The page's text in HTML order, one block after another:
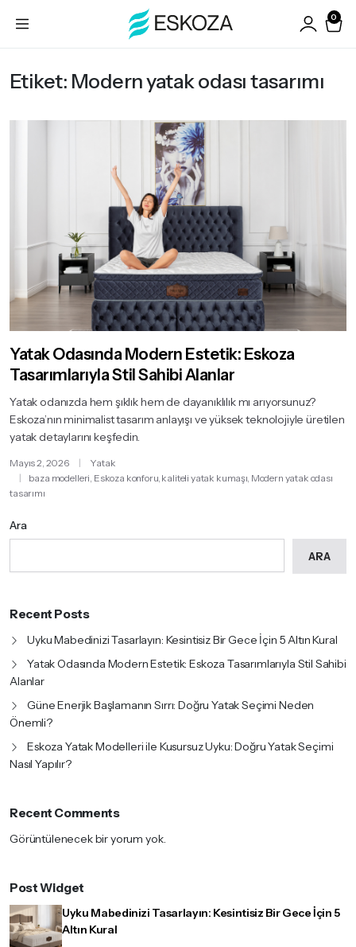
0
Etiket: Modern yatak odası tasarımı
Yatak Odasında Modern Estetik: Eskoza
Tasarımlarıyla Stil Sahibi Alanlar
Yatak odanızda hem şıklık hem de dayanıklılık mı arıyorsunuz?
Eskoza’nın minimalist tasarım anlayışı ve yüksek teknolojiyle üretilen
yatak detaylarını keşfedin.
Mayıs 2, 2026
Yatak
baza modelleri, Eskoza konforu, kaliteli yatak kumaşı, Modern yatak odası
tasarımı
Ara
ARA
Recent Posts
Uyku Mabedinizi Tasarlayın: Kesintisiz Bir Gece İçin 5 Altın Kural
Yatak Odasında Modern Estetik: Eskoza Tasarımlarıyla Stil Sahibi
Alanlar
Güne Enerjik Başlamanın Sırrı: Doğru Yatak Seçimi Neden
Önemli?
Eskoza Yatak Modelleri ile Kusursuz Uyku: Doğru Yatak Seçimi
Nasıl Yapılır?
Recent Comments
Görüntülenecek bir yorum yok.
Post Widget
Uyku Mabedinizi Tasarlayın: Kesintisiz Bir Gece İçin 5
Altın Kural